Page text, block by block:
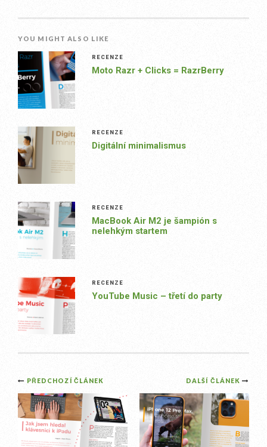
YOU MIGHT ALSO LIKE
RECENZE
Moto Razr + Clicks = RazrBerry
RECENZE
Digitální minimalismus
RECENZE
MacBook Air M2 je šampión s
nelehkým startem
RECENZE
YouTube Music – třetí do party
Post
navigation
DALŠÍ ČLÁNEK
PŘEDCHOZÍ ČLÁNEK